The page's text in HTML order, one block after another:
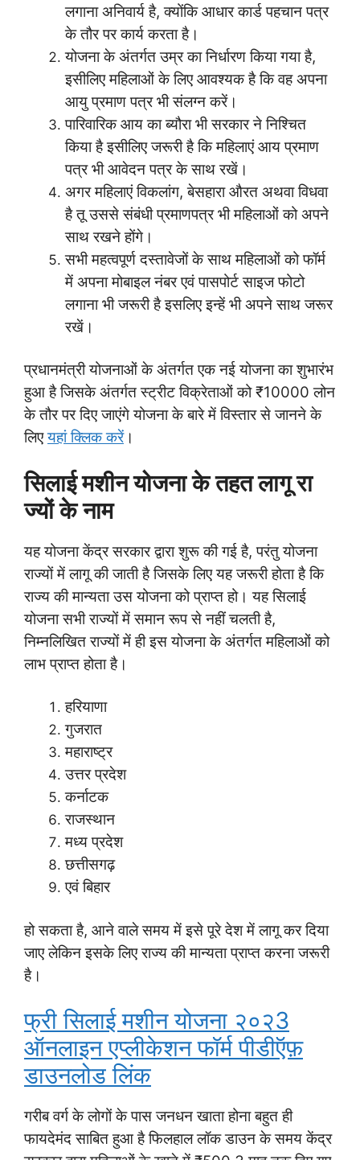
लगाना अनिवार्य है, क्योंकि आधार कार्ड पहचान पत्र
के तौर पर कार्य करता है।
योजना के अंतर्गत उम्र का निर्धारण किया गया है,
इसीलिए महिलाओं के लिए आवश्यक है कि वह अपना
आयु प्रमाण पत्र भी संलग्न करें।
पारिवारिक आय का ब्यौरा भी सरकार ने निश्चित
किया है इसीलिए जरूरी है कि महिलाएं आय प्रमाण
पत्र भी आवेदन पत्र के साथ रखें।
अगर महिलाएं विकलांग, बेसहारा औरत अथवा विधवा
है तू उससे संबंधी प्रमाणपत्र भी महिलाओं को अपने
साथ रखने होंगे।
सभी महत्वपूर्ण दस्तावेजों के साथ महिलाओं को फॉर्म
में अपना मोबाइल नंबर एवं पासपोर्ट साइज फोटो
लगाना भी जरूरी है इसलिए इन्हें भी अपने साथ जरूर
रखें।
प्रधानमंत्री योजनाओं के अंतर्गत एक नई योजना का शुभारंभ
हुआ है जिसके अंतर्गत स्ट्रीट विक्रेताओं को ₹10000 लोन
के तौर पर दिए जाएंगे योजना के बारे में विस्तार से जानने के
लिएयहां क्लिक करें।
सिलाई मशीन योजना के तहत लागू रा
ज्यों के नाम
यह योजना केंद्र सरकार द्वारा शुरू की गई है, परंतु योजना
राज्यों में लागू की जाती है जिसके लिए यह जरूरी होता है कि
राज्य की मान्यता उस योजना को प्राप्त हो। यह सिलाई
योजना सभी राज्यों में समान रूप से नहीं चलती है,
निम्नलिखित राज्यों में ही इस योजना के अंतर्गत महिलाओं को
लाभ प्राप्त होता है।
हरियाणा
गुजरात
महाराष्ट्र
उत्तर प्रदेश
कर्नाटक
राजस्थान
मध्य प्रदेश
छत्तीसगढ़
एवं बिहार
हो सकता है, आने वाले समय में इसे पूरे देश में लागू कर दिया
जाए लेकिन इसके लिए राज्य की मान्यता प्राप्त करना जरूरी
है।
फ्री सिलाई मशीन योजना २०२3
ऑनलाइन एप्लीकेशन फॉर्म पीडीऍफ़
डाउनलोड लिंक
गरीब वर्ग के लोगों के पास जनधन खाता होना बहुत ही
फायदेमंद साबित हुआ है फिलहाल लॉक डाउन के समय केंद्र